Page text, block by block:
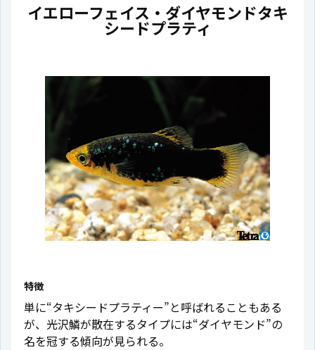
イエローフェイス・ダイヤモンドタキ
シードプラティ
特徴
単に“タキシードプラティー”と呼ばれることもある
が、光沢鱗が散在するタイプには“ダイヤモンド”の
名を冠する傾向が見られる。